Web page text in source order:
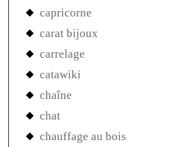
capricorne
carat bijoux
carrelage
catawiki
chaîne
chat
chauffage au bois